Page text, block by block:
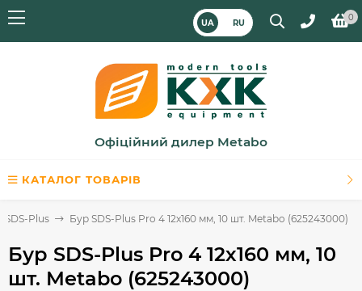
UA RU
0
Офіційний дилер Metabo
КАТАЛОГ ТОВАРІВ
SDS-Plus Бур SDS-Plus Pro 4 12х160 мм, 10 шт. Metabo (625243000)
Бур SDS-Plus Pro 4 12х160 мм, 10
шт. Metabo (625243000)